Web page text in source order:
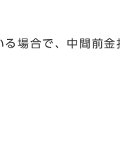
場合で、中間前金